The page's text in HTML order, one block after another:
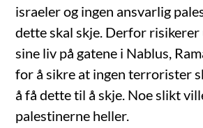
israeler og ingen ansvarlig
dette skal skje. Derfor risikerer
sine liv på gatene i Nablus,
for å sikre at ingen terrorister
å få dette til å skje. Noe slikt
palestinerne heller.